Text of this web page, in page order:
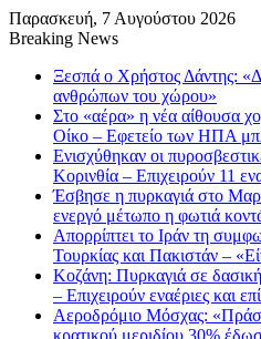
Παρασκευή, 7 Αυγούστου 2026
Breaking News
Ξεσπά ο Χρήστος Δάντης:
ανθρώπων του χώρου»
Στο «αέρα» η νέα αίθουσα
Οίκο – Εφετείο των ΗΠΑ
Ενισχύθηκαν οι
Κορινθία – Επιχειρούν 11
Έσβησε η πυρκαγιά στο
ενεργό μέτωπο η φωτιά
Απορρίπτει το Ιράν τη
Τουρκίας και Πακιστάν –
Κοζάνη: Πυρκαγιά σε
– Επιχειρούν εναέριες και
Αεροδρόμιο Μόσχας:
κρατικού μεριδίου 30%